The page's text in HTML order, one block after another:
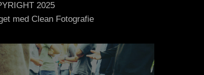
2025
med Clean Fotografie